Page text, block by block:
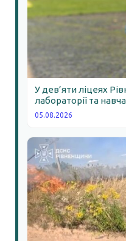
У дев’яти ліцеях
лабораторії та
05.08.2026